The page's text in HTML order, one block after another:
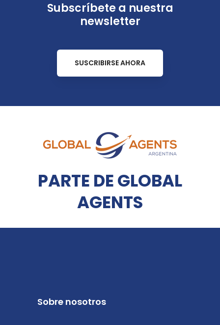
Subscríbete a nuestra
newsletter
SUSCRIBIRSE AHORA
PARTE DE GLOBAL
AGENTS
Sobre nosotros